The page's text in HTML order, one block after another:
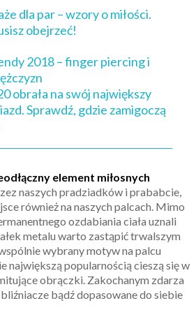
dla par – wzory o miłości.
obejrzeć!
2018 – finger piercing i
obrała na swój największy
Sprawdź, gdzie zamigoczą
element miłosnych
naszych pradziadków i prababcie,
również na naszych palcach. Mimo
ozdabiania ciała uznali
metalu warto zastąpić trwalszym
wybrany motyw na palcu
największą popularnością cieszą się w
obrączki. Zakochanym zdarza
bądź dopasowane do siebie